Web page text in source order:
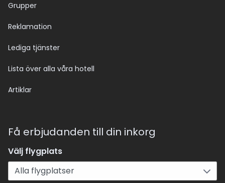
Grupper
Reklamation
Lediga tjänster
Lista över alla våra hotell
Artiklar
Få erbjudanden till din inkorg
Välj flygplats